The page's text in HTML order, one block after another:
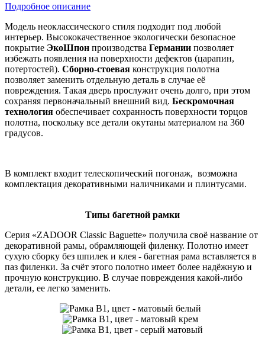
Подробное описание
Модель неоклассического стиля подходит под любой
интерьер. Высококачественное экологически безопасное
покрытие ЭкоШпон производства Германии позволяет
избежать появления на поверхности дефектов (царапин,
потертостей). Сборно-стоевая конструкция полотна
позволяет заменить отдельную деталь в случае её
повреждения. Такая дверь прослужит очень долго, при этом
сохраняя первоначальный внешний вид. Бескромочная
технология обеспечивает сохранность поверхности торцов
полотна, поскольку все детали окутаны материалом на 360
градусов.
В комплект входит телескопический погонаж, возможна
комплектация декоративными наличниками и плинтусами.
Типы багетной рамки
Серия «ZADOOR Classic Baguette» получила своё название от
декоративной рамы, обрамляющей филенку. Полотно имеет
сухую сборку без шпилек и клея - багетная рама вставляется в
паз филенки. За счёт этого полотно имеет более надёжную и
прочную конструкцию. В случае повреждения какой-либо
детали, ее легко заменить.